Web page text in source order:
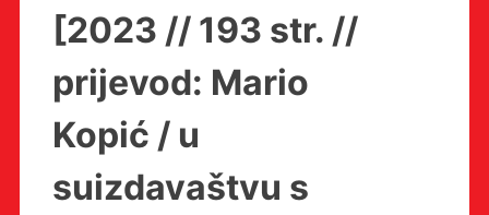
[2023 // 193 str. //
prijevod: Mario
Kopić / u
suizdavaštvu s